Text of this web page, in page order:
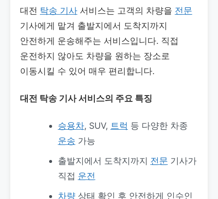
대전 탁송 기사 서비스는 고객의 차량을 전문
기사에게 맡겨 출발지에서 도착지까지
안전하게 운송해주는 서비스입니다. 직접
운전하지 않아도 차량을 원하는 장소로
이동시킬 수 있어 매우 편리합니다.
대전 탁송 기사서비스의 주요 특징
승용차, SUV, 트럭 등 다양한 차종
운송 가능
출발지에서 도착지까지 전문 기사가
직접 운전
차량상태 확인 후 안전하게 인수인